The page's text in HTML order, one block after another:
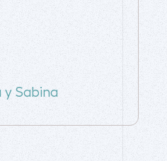
y Sabina